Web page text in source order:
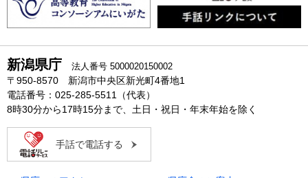
新潟県庁 法人番号 5000020150002
〒950-8570 新潟市中央区新光町4番地1
電話番号：025-285-5511（代表）
8時30分から17時15分まで、土日・祝日・年末年始を除く
手話で電話する